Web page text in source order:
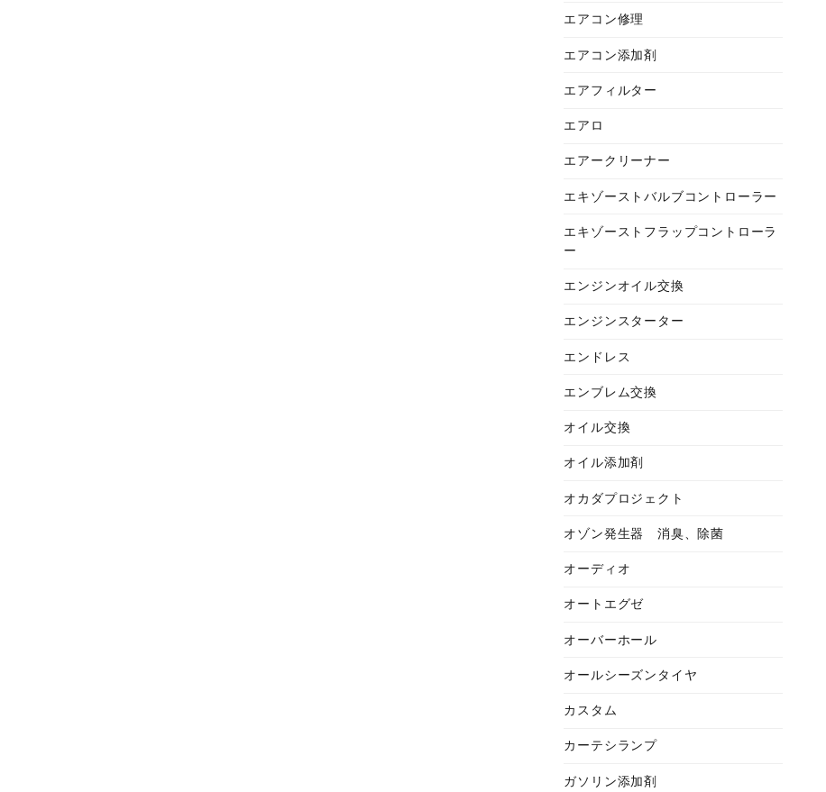
エアコン修理
エアコン添加剤
エアフィルター
エアロ
エアークリーナー
エキゾーストバルブコントローラー
エキゾーストフラップコントローラ
ー
エンジンオイル交換
エンジンスターター
エンドレス
エンブレム交換
オイル交換
オイル添加剤
オカダプロジェクト
オゾン発生器 消臭、除菌
オーディオ
オートエグゼ
オーバーホール
オールシーズンタイヤ
カスタム
カーテシランプ
ガソリン添加剤